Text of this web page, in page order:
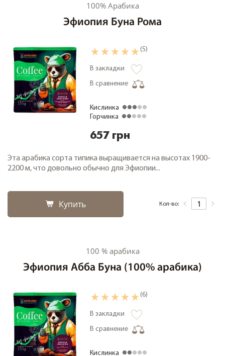
100% Арабика
Эфиопия Буна Рома
(5)
В закладки
В сравнение
Кислинка
Горчинка
657 грн
Эта арабика сорта типика выращивается на высотах 1900-
2200 м, что довольно обычно для Эфиопии...
Купить Кол-во:
100 % арабика
Эфиопия Абба Буна (100% арабика)
(6)
В закладки
В сравнение
Кислинка